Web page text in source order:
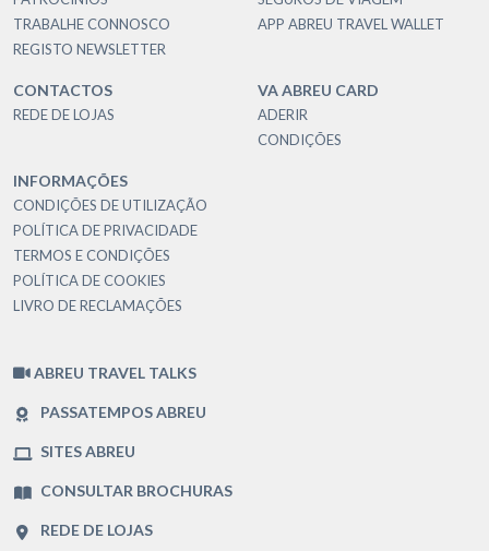
TRABALHE CONNOSCO
REGISTO NEWSLETTER
APP ABREU TRAVEL WALLET
CONTACTOS
REDE DE LOJAS
VA ABREU CARD
ADERIR
CONDIÇÕES
INFORMAÇÕES
CONDIÇÕES DE UTILIZAÇÃO
POLÍTICA DE PRIVACIDADE
TERMOS E CONDIÇÕES
POLÍTICA DE COOKIES
LIVRO DE RECLAMAÇÕES
ABREU TRAVEL TALKS
PASSATEMPOS ABREU
SITES ABREU
CONSULTAR BROCHURAS
REDE DE LOJAS